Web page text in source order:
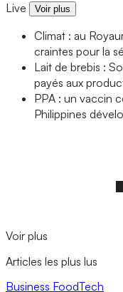
Live Voir plus
Climat : au
craintes pour la
Lait de brebis :
payés aux
PPA : un vaccin
Philippines
Voir plus
Articles les plus lus
Business FoodTech